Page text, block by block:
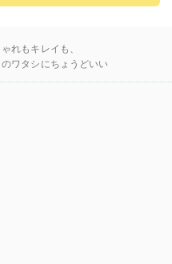
れもキレイも、
ワタシにちょうどいい